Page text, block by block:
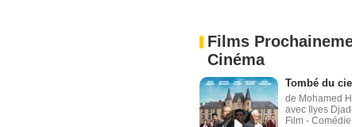
Films
Cinéma
Tombé du
de Mohamed
avec Ilyes
Film - Comédie